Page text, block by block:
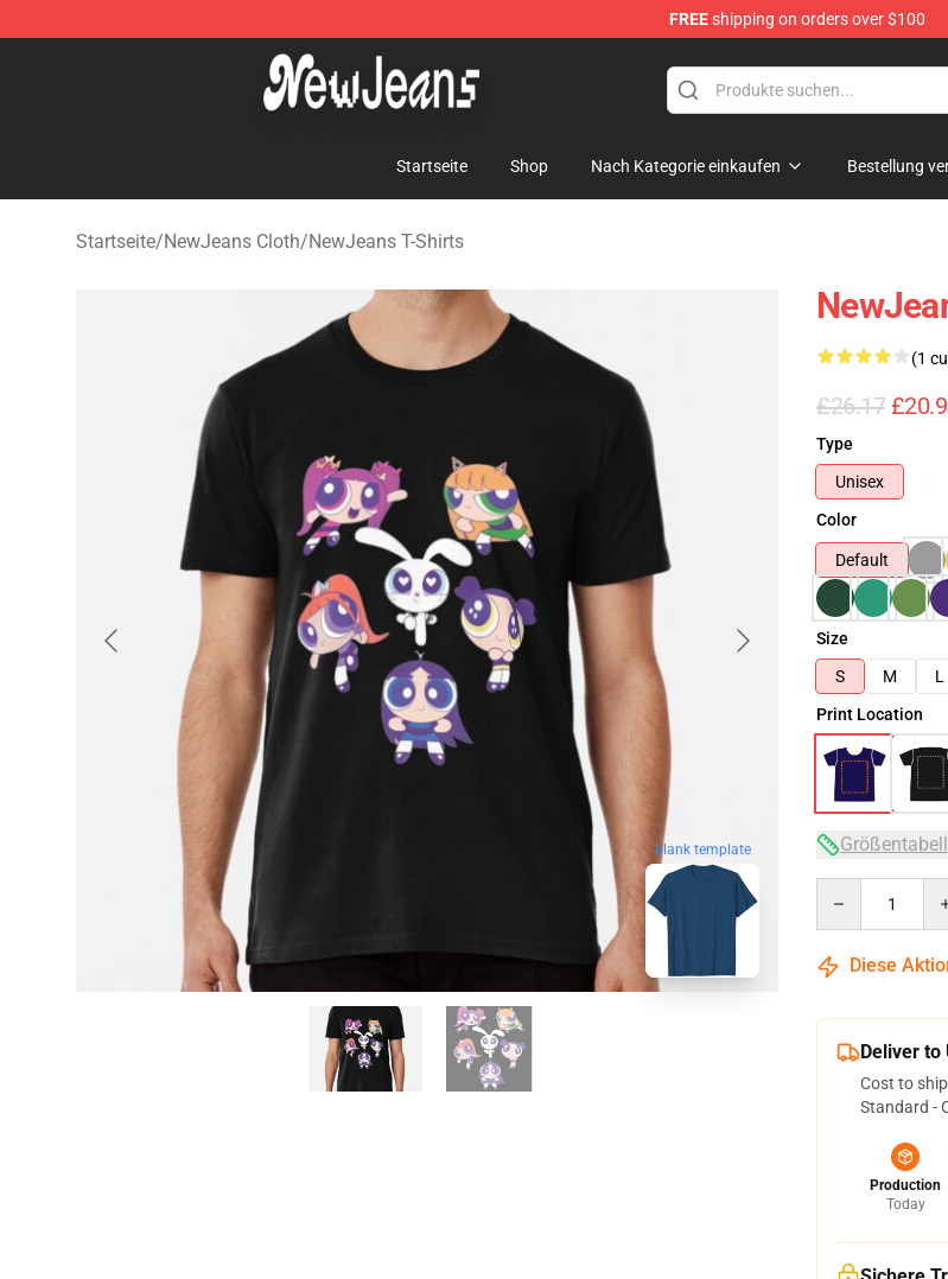
FREEshipping on orders over $100
NewJeans Store - Official NewJeans Merchandise Shop
Startseite Shop Nach Kategorie einkaufen Bestellung
Startseite/NewJeans Cloth/NewJeans T-Shirts
blank template
(1
£26.17
Type
Unisex
Color
Default
Size
S
M L
Print Location
Diese
Deliver to
Cost to
Standard -
Production
Today